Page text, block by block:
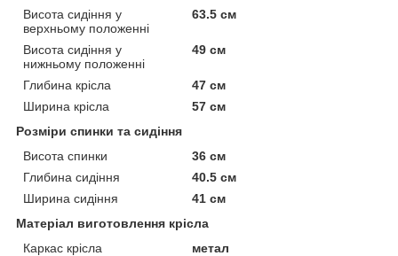
Висота сидіння у
верхньому положенні
63.5 см
Висота сидіння у
нижньому положенні
49 см
Глибина крісла
47 см
Ширина крісла
57 см
Розміри спинки та сидіння
Висота спинки
36 см
Глибина сидіння
40.5 см
Ширина сидіння
41 см
Матеріал виготовлення крісла
Каркас крісла
метал